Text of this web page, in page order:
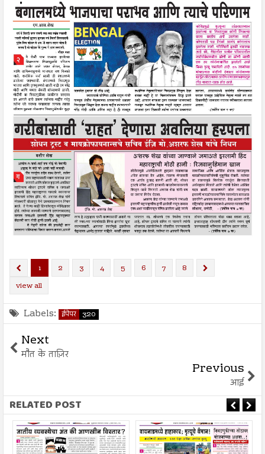
1 2 3 4 5 6 7
8
view all
Labels: ईपेपर 320
Next
मौत के ताज़िर
Previous
आई
RELATED POST